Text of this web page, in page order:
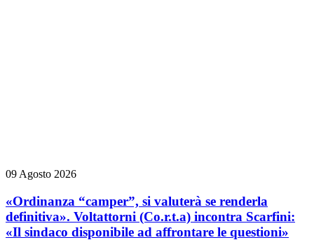
09 Agosto 2026
«Ordinanza “camper”, si valuterà se renderla
definitiva». Voltattorni (Co.r.t.a) incontra Scarfini:
«Il sindaco disponibile ad affrontare le questioni»